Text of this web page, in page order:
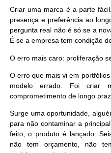
Criar uma marca é a parte
presença e preferência ao
pergunta real não é só se a
É se a empresa tem condição
O erro mais caro: proliferação
O erro que mais vi em
modelo errado. Foi criar
comprometimento de longo
Surge uma oportunidade,
para não contaminar a
feito, o produto é lançado.
não tem orçamento, não